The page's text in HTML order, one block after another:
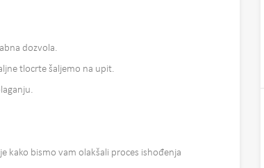
dozvola.
tlocrte šaljemo na upit.
kako bismo vam olakšali proces ishođenja